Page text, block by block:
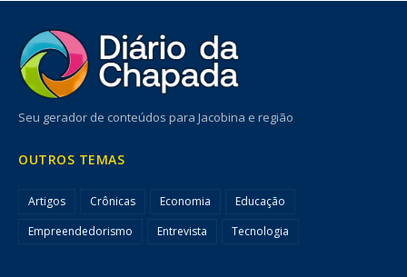
Seu gerador de conteúdos para Jacobina e região
OUTROS TEMAS
Artigos Crônicas Economia
Educação
Empreendedorismo
Entrevista Tecnologia